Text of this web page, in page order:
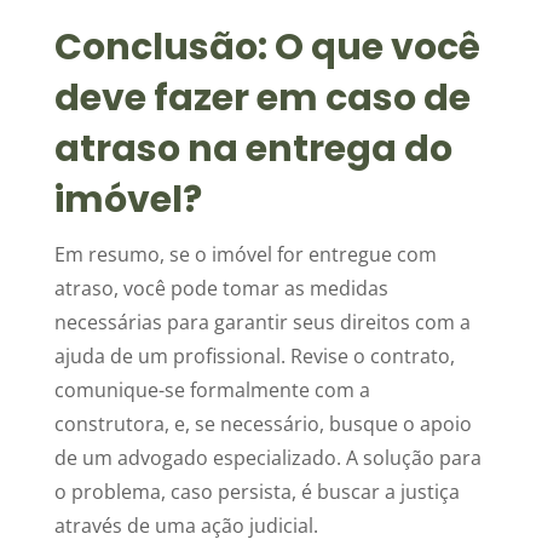
Conclusão: O que você
deve fazer em caso de
atraso na entrega do
imóvel?
Em resumo, se o imóvel for entregue com
atraso, você pode tomar as medidas
necessárias para garantir seus direitos com a
ajuda de um profissional. Revise o contrato,
comunique-se formalmente com a
construtora, e, se necessário, busque o apoio
de um advogado especializado. A solução para
o problema, caso persista, é buscar a justiça
através de uma ação judicial.